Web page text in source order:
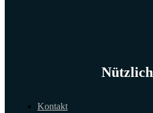
Kontakt